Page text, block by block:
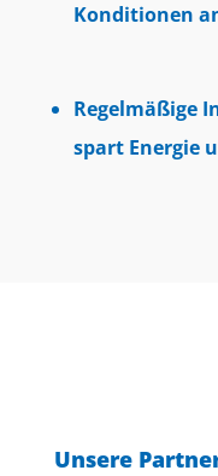
Konditionen
Regelmäßige
spart Energie
Unsere